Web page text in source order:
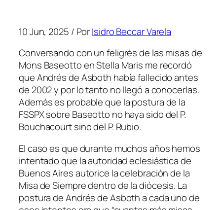
10 Jun, 2025 / PorIsidro Beccar Varela
Conversando con un feligrés de las misas de
Mons Baseotto en Stella Maris me recordó
que Andrés de Asboth había fallecido antes
de 2002 y por lo tanto no llegó a conocerlas.
Además es probable que la postura de la
FSSPX sobre Baseotto no haya sido del P.
Bouchacourt sino del P. Rubio.
El caso es que durante muchos años hemos
intentado que la autoridad eclesiástica de
Buenos Aires autorice la celebración de la
Misa de Siempre dentro de la diócesis. La
postura de Andrés de Asboth a cada uno de